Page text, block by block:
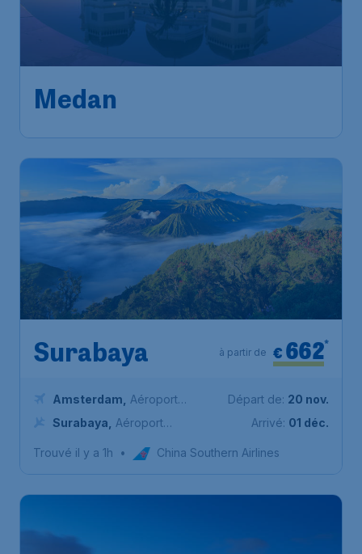
Medan
Surabaya € 662*
à partir de
Amsterdam
Aéroport
Schiphol (Amsterdam)
Surabaya
Aéroport
Départ de: 20 nov.
Arrivé: 01 déc.
Trouvé il y a 1h • China Southern Airlines